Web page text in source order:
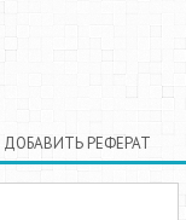
ДОБАВИТЬ РЕФЕРАТ